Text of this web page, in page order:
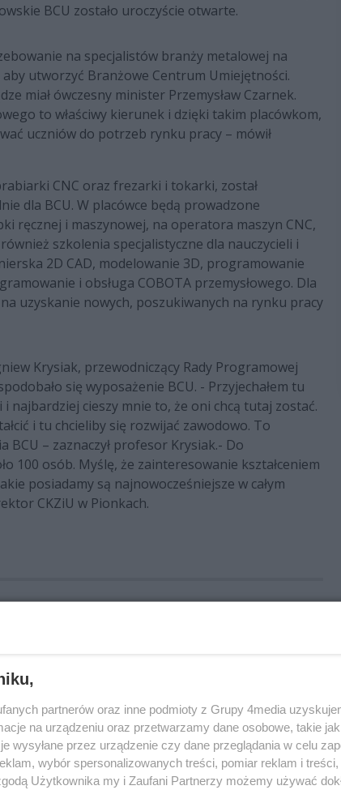
BCU zostało uroczyście otwarte.
na specjalistów branży metalowej na
utworzyć Branżowe Centrum Umiejętności.
miał ówczesny minister Przemysław Czarnek.
to właściwy kierunek i dzięki takim placówkom,
uczniów do potrzeb rynku pracy – mówił
CNC oraz frezarki i tokarki, został
dla BCU. W placówce będą prowadzone
ręcznej i maszynowej, na operatora maszyn CNC,
szkolenia specjalistyczne dla nauczycieli i
2D CAD, modelowanie 3D, programowanie
i obsługa COBOTA przemysłowego. Dla
uzyskanie nowych, poszukiwanych na rynku pracy
Krysiak, przewodniczący Rady Programowej
się wyposażenie BCU. - Przyjechałem tu
najbardziej cieszy mnie to, że oni chcą tutaj zostać.
i tu chcieliby się rozwijać zawodowo. To
– zaznaczył profesor Krysiak.- Do
100 osób. Myślę, że zainteresowanie kształceniem
posiadamy są najnowocześniejsze w całym
CKZiU w Pionkach.
umiejętności
partnerów oraz inne podmioty z Grupy 4media
na urządzeniu oraz przetwarzamy dane osobowe, takie
wysyłane przez urządzenie czy dane przeglądania w celu
wybór spersonalizowanych treści, pomiar reklam i
Użytkownika my i Zaufani Partnerzy możemy używać